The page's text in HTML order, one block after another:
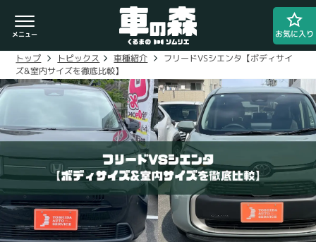
お気に入り
車検・整備のお問い合わせ
0800-080-1777
ご希望の店舗をタップしてください。
トップ トピックス 車種紹介 フリードVSシエンタ【ボディサイ
ズ&室内サイズを徹底比較】